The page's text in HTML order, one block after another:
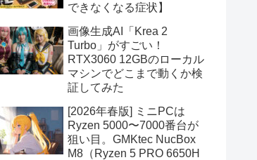
できなくなる症状】
画像生成AI「Krea 2
Turbo」がすごい！
RTX3060 12GBのローカル
マシンでどこまで動くか検
証してみた
[2026年春版] ミニPCは
Ryzen 5000〜7000番台が
狙い目。GMKtec NucBox
M8（Ryzen 5 PRO 6650H